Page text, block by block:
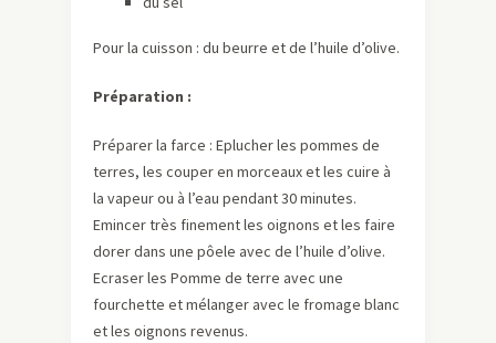
Pour la cuisson : du beurre et de l’huile d’olive.
Préparation :
Préparer la farce : Eplucher les pommes de
terres, les couper en morceaux et les cuire à
la vapeur ou à l’eau pendant 30 minutes.
Emincer très finement les oignons et les faire
dorer dans une pôele avec de l’huile d’olive.
Ecraser les Pomme de terre avec une
fourchette et mélanger avec le fromage blanc
et les oignons revenus.